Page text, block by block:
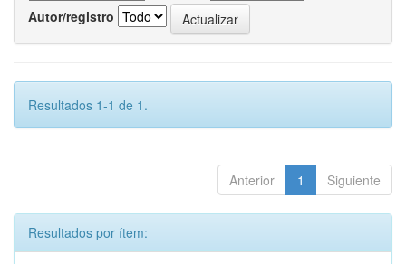
Autor/registro
Resultados 1-1 de 1.
Anterior 1 Siguiente
Resultados por ítem: